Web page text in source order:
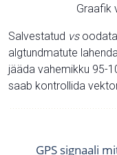
Graafik
Salvestatud vs
algtundmatute
jääda vahemikku 95-
saab kontrollida
GPS signaali